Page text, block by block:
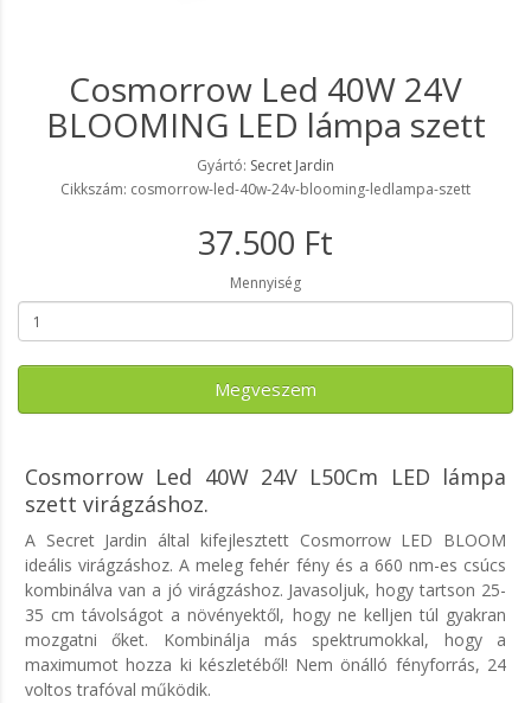
Cosmorrow Led 40W 24V
BLOOMING LED lámpa szett
Gyártó: Secret Jardin
Cikkszám: cosmorrow-led-40w-24v-blooming-ledlampa-szett
37.500 Ft
Mennyiség
Megveszem
Cosmorrow Led 40W 24V L50Cm LED lámpa
szett virágzáshoz.
A Secret Jardin által kifejlesztett Cosmorrow LED BLOOM
ideális virágzáshoz. A meleg fehér fény és a 660 nm-es csúcs
kombinálva van a jó virágzáshoz. Javasoljuk, hogy tartson 25-
35 cm távolságot a növényektől, hogy ne kelljen túl gyakran
mozgatni őket. Kombinálja más spektrumokkal, hogy a
maximumot hozza ki készletéből! Nem önálló fényforrás, 24
voltos trafóval működik.